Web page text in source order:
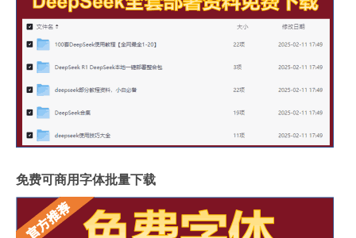
免费可商用字体批量下载